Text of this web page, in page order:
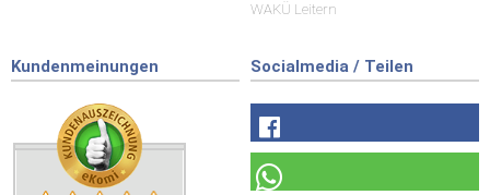
WAKÜ Leitern
Kundenmeinungen Socialmedia / Teilen